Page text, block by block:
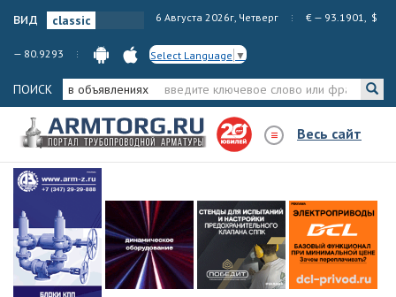
вид 6 Августа 2026г, Четверг € — 93.1901, $
— 80.9293 Select Language ▼
ПОИСК в объявлениях
Весь сайт